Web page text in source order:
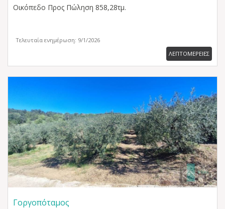
Οικόπεδο Προς Πώληση 858,28τμ.
Τελευταία ενημέρωση: 9/1/2026
ΛΕΠΤΟΜΕΡΕΙΕΣ
Γοργοπόταμος